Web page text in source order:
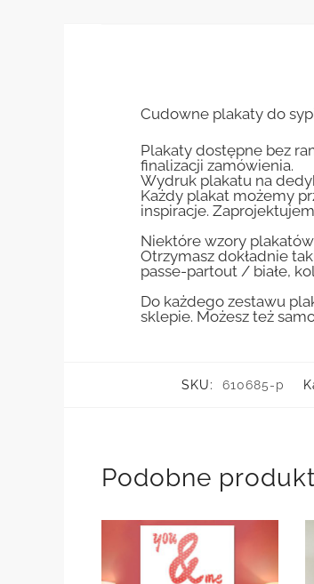
Cudowne plakaty do
Plakaty dostępne bez
finalizacji zamówienia.
Wydruk plakatu na
Każdy plakat możemy
inspiracje.
Niektóre wzory
Otrzymasz dokładnie
passe-partout / białe,
Do każdego zestawu
sklepie. Możesz też
SKU: 610685-p
Podobne